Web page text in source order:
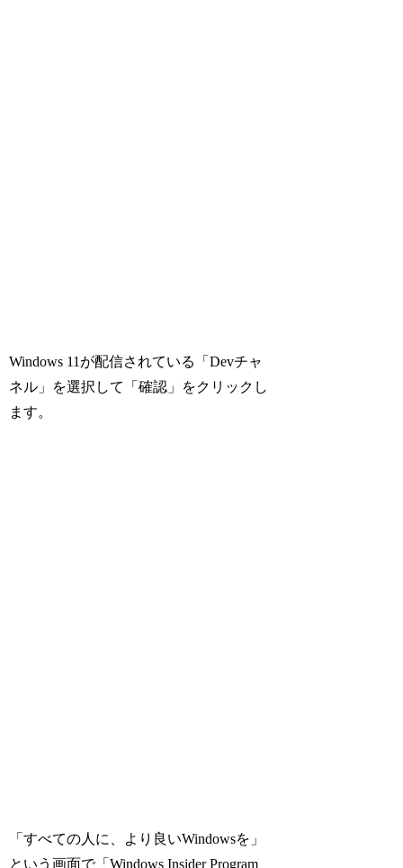
Windows 11が配信されている「Devチャ
ネル」を選択して「確認」をクリックし
ます。
「すべての人に、より良いWindowsを」
という画面で「Windows Insider Program